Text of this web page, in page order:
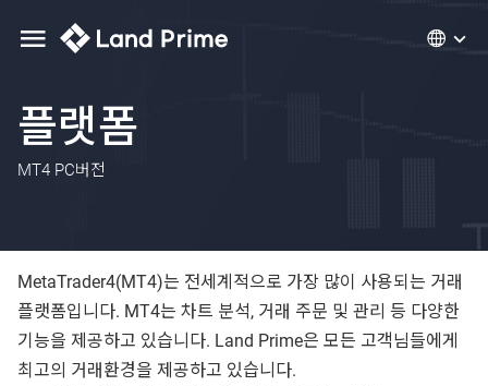
플랫폼
MT4 PC버전
MetaTrader4(MT4)는 전세계적으로 가장 많이 사용되는 거래
플랫폼입니다. MT4는 차트 분석, 거래 주문 및 관리 등 다양한
기능을 제공하고 있습니다. Land Prime은 모든 고객님들에게
최고의 거래환경을 제공하고 있습니다.